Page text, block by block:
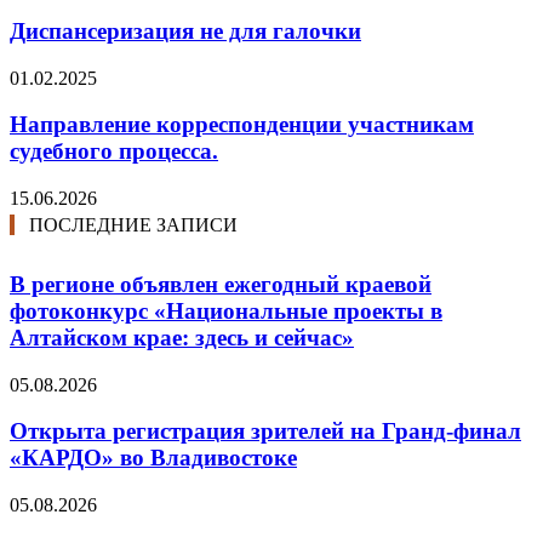
Диспансеризация не для галочки
01.02.2025
Направление корреспонденции участникам
судебного процесса.
15.06.2026
ПОСЛЕДНИЕ ЗАПИСИ
В регионе объявлен ежегодный краевой
фотоконкурс «Национальные проекты в
Алтайском крае: здесь и сейчас»
05.08.2026
Открыта регистрация зрителей на Гранд-финал
«КАРДО» во Владивостоке
05.08.2026